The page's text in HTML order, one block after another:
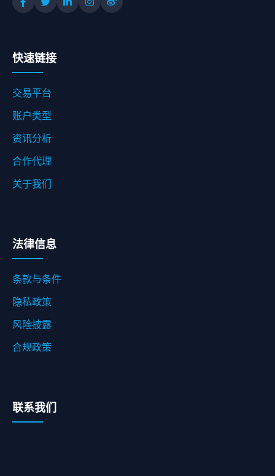
快速链接
交易平台
账户类型
资讯分析
合作代理
关于我们
法律信息
条款与条件
隐私政策
风险披露
合规政策
联系我们